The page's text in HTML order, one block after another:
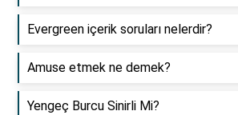
Evergreen içerik soruları nelerdir?
Amuse etmek ne demek?
Yengeç Burcu Sinirli Mi?